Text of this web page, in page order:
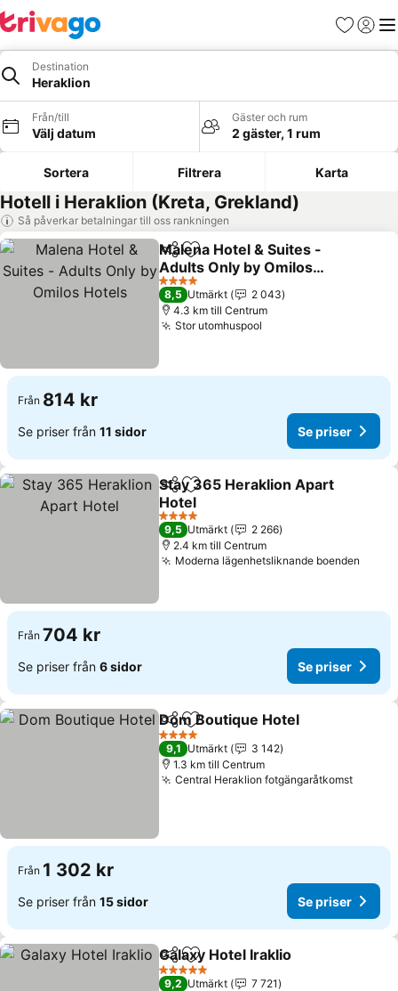
Favoriter
Logga
Destination
Heraklion
Från/till
Välj datum
Gäster och rum
2 gäster, 1 rum
Sortera Filtrera Karta
Hotell i Heraklion (Kreta, Grekland)
Så påverkar betalningar till oss rankningen
Dela Lägg till i Mina Favoriter
Malena Hotel & Suites -
Adults Only by Omilos
Hotels
4 Stjärnor
8,5 Utmärkt
2 043
4.3 km till Centrum
Stor utomhuspool
Från 814 kr
Se priser från 11 sidor Se priser
Dela Lägg till i Mina Favoriter
Stay 365 Heraklion Apart
Hotel
4 Stjärnor
9,5 Utmärkt
2 266
2.4 km till Centrum
Moderna lägenhetsliknande boenden
Från 704 kr
Se priser från 6 sidor Se priser
Dela Lägg till i Mina Favoriter
Dom Boutique Hotel
4 Stjärnor
9,1 Utmärkt
3 142
1.3 km till Centrum
Central Heraklion fotgängaråtkomst
Från 1 302 kr
Se priser från 15 sidor Se priser
Dela Lägg till i Mina Favoriter
Galaxy Hotel Iraklio
5 Stjärnor
9,2 Utmärkt
7 721